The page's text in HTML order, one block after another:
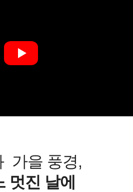
가을 풍경,
멋진 날에